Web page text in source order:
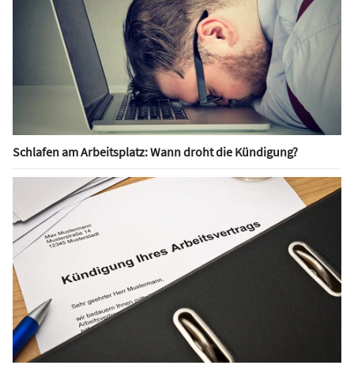
Schlafen am Arbeitsplatz: Wann droht die Kündigung?